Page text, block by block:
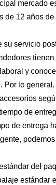
mercado
de 12 años
su servicio
y
Por lo
de
de entrega
del
estándar